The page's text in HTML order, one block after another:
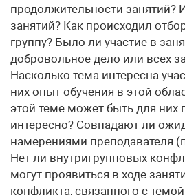
продолжительности занятий?
занятий? Как происходил
группу? Было ли участие в
добровольное дело или всех
Насколько тема интересна
них опыт обучения в этой
этой теме может быть для них
интересно? Совпадают ли
намерениями преподавателя
Нет ли внутригрупповых
могут проявиться в ходе
конфликта, связанного с